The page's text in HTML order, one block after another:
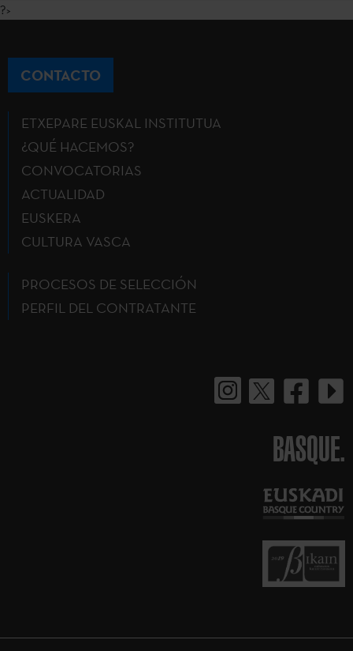
?>
CONTACTO
ETXEPARE EUSKAL INSTITUTUA
¿QUÉ HACEMOS?
CONVOCATORIAS
ACTUALIDAD
EUSKERA
CULTURA VASCA
PROCESOS DE SELECCIÓN
PERFIL DEL CONTRATANTE
BASQUE.